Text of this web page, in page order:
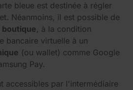
bleue est destinée à régler
Néanmoins, il est possible de
boutique, à la condition
bancaire virtuelle à un
(ou wallet) comme Google
Pay.
accessibles par l'intermédiaire